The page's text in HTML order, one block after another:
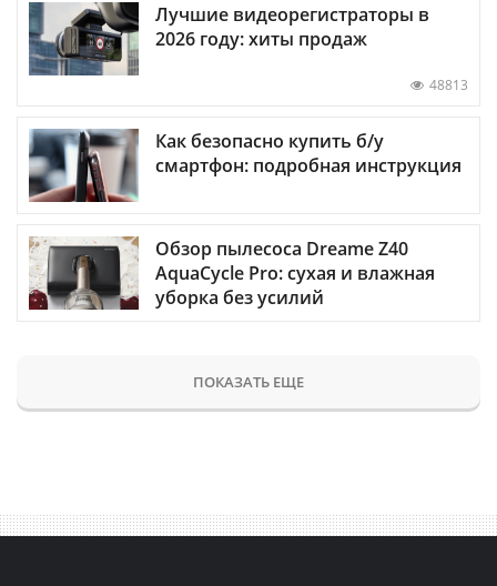
Лучшие видеорегистраторы в
2026 году: хиты продаж
48813
Как безопасно купить б/у
смартфон: подробная инструкция
Обзор пылесоса Dreame Z40
AquaCycle Pro: сухая и влажная
уборка без усилий
ПОКАЗАТЬ ЕЩЕ